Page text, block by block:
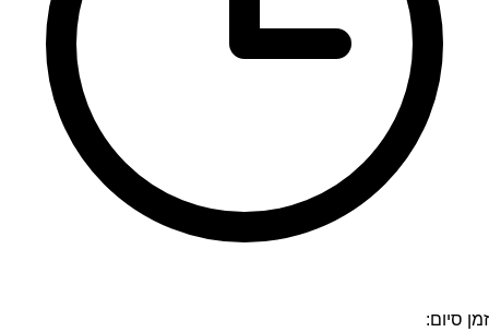
זמן סיום: